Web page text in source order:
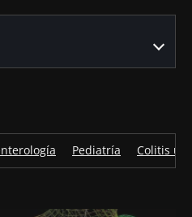
Pediatría Colitis